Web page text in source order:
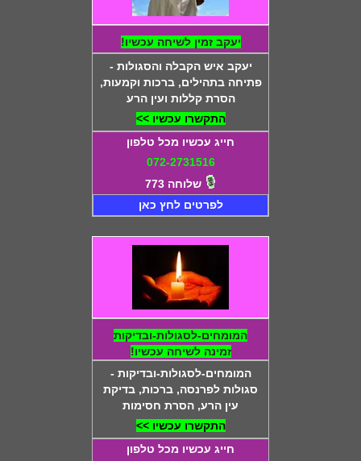
יעקב זמין לשיחה עכשיו!
יעקב איש הקבלה והסגולות -
פתיחה בתהילים, ברכות וקמעות,
הסרת קללות ועין הרע
התקשרו עכשיו >>
חייג עכשיו מכל טלפון
072-2731516
שלוחה 773
לפרטים לחץ כאן
המומחים-לסגולות-ובדיקות
זמינה לשיחה עכשיו!
המומחים-לסגולות-ובדיקות -
סגולות לפרנסה, ברכות, בדיקת
עין הרע, הסרת חסימות
התקשרו עכשיו >>
חייג עכשיו מכל טלפון